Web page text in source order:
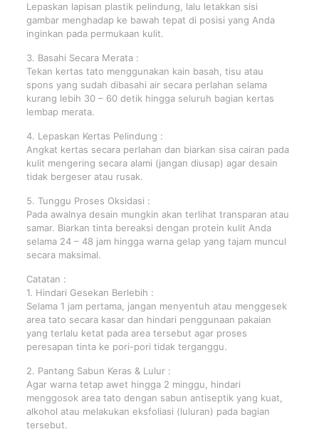
Lepaskan lapisan plastik pelindung, lalu letakkan sisi
gambar menghadap ke bawah tepat di posisi yang Anda
inginkan pada permukaan kulit.
3. Basahi Secara Merata :
Tekan kertas tato menggunakan kain basah, tisu atau
spons yang sudah dibasahi air secara perlahan selama
kurang lebih 30 – 60 detik hingga seluruh bagian kertas
lembap merata.
4. Lepaskan Kertas Pelindung :
Angkat kertas secara perlahan dan biarkan sisa cairan pada
kulit mengering secara alami (jangan diusap) agar desain
tidak bergeser atau rusak.
5. Tunggu Proses Oksidasi :
Pada awalnya desain mungkin akan terlihat transparan atau
samar. Biarkan tinta bereaksi dengan protein kulit Anda
selama 24 – 48 jam hingga warna gelap yang tajam muncul
secara maksimal.
Catatan :
1. Hindari Gesekan Berlebih :
Selama 1 jam pertama, jangan menyentuh atau menggesek
area tato secara kasar dan hindari penggunaan pakaian
yang terlalu ketat pada area tersebut agar proses
peresapan tinta ke pori-pori tidak terganggu.
2. Pantang Sabun Keras & Lulur :
Agar warna tetap awet hingga 2 minggu, hindari
menggosok area tato dengan sabun antiseptik yang kuat,
alkohol atau melakukan eksfoliasi (luluran) pada bagian
tersebut.